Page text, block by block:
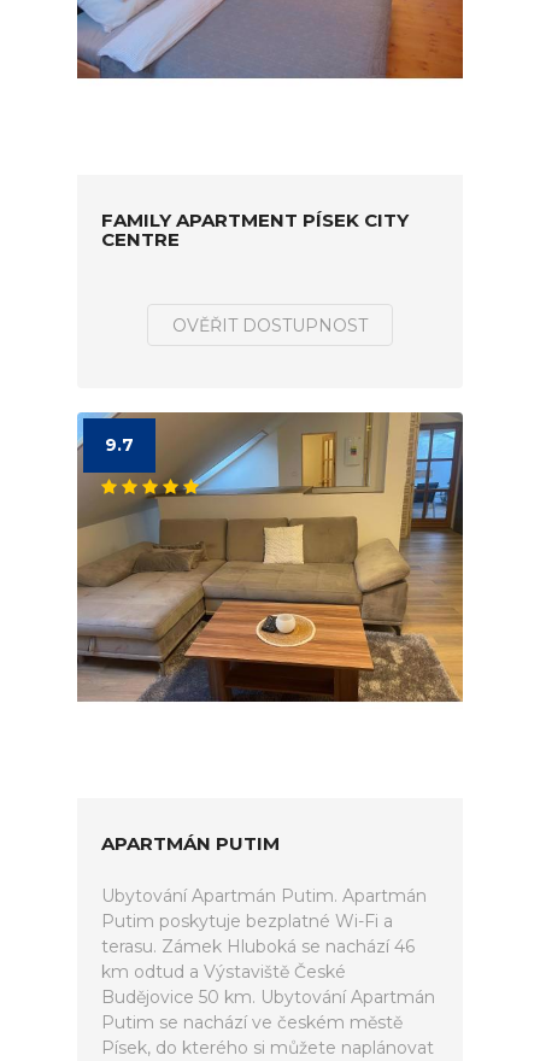
FAMILY APARTMENT PÍSEK CITY
CENTRE
OVĚŘIT DOSTUPNOST
9.7
APARTMÁN PUTIM
Ubytování Apartmán Putim. Apartmán
Putim poskytuje bezplatné Wi-Fi a
terasu. Zámek Hluboká se nachází 46
km odtud a Výstaviště České
Budějovice 50 km. Ubytování Apartmán
Putim se nachází ve českém městě
Písek, do kterého si můžete naplánovat